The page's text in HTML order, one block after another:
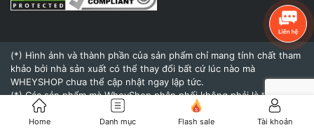
(*) Hình ảnh và thành phần của sản phẩm chỉ mang tính chất tham
khảo bởi nhà sản xuất có thể thay đổi bất cứ lúc nào mà
WHEYSHOP chưa thể cập nhật ngay lập tức.
(*) Các sản phẩm mà WheyShop phân phối không phải là thuốc và
không có tác dụng thay thế thuốc chữa bệnh.
(*) Hiệu quả của sản phẩm khi sử dụng còn tùy thuộc vào cơ địa,
Home Danh mục Flash sale Tài khoản